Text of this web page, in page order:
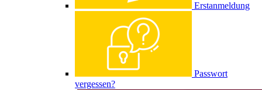
Erstanmeldung
Passwort
vergessen?